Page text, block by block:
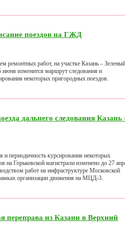
поездов на ГЖД
ремонтных работ, на участке Казань – Зеленый
июня изменится маршрут следования и
некоторых пригородных поездов.
дальнего следования Казань
и периодичность курсирования некоторых
на Горьковской магистрали изменено до 27
работ на инфраструктуре Московской
организации движения на МЦД-3.
переправа из Казани в Верхний